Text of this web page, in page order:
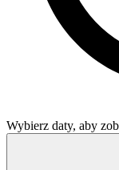
Wybierz daty, aby